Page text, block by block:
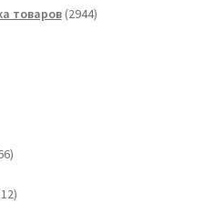
товаров 29442944
66
9112